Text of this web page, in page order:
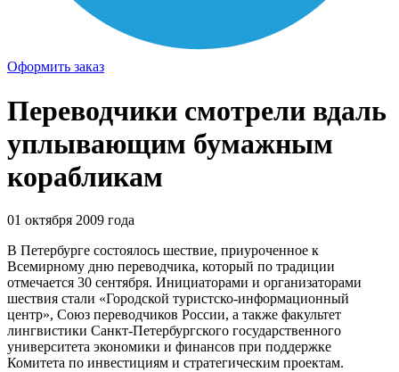
Оформить заказ
Переводчики смотрели вдаль
уплывающим бумажным
корабликам
01 октября 2009 года
В Петербурге состоялось шествие, приуроченное к
Всемирному дню переводчика, который по традиции
отмечается 30 сентября. Инициаторами и организаторами
шествия стали «Городской туристско-информационный
центр», Союз переводчиков России, а также факультет
лингвистики Санкт-Петербургского государственного
университета экономики и финансов при поддержке
Комитета по инвестициям и стратегическим проектам.